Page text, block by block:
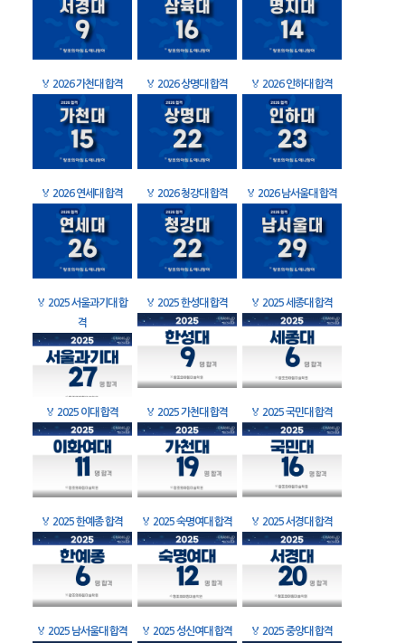
🏅 2026 가천대 합격 🏅 2026 상명대 합격 🏅 2026 인하대 합격
🏅 2026 연세대 합격 🏅 2026 청강대 합격 🏅 2026 남서울대 합격
🏅 2025 서울과기대 합
격
🏅 2025 한성대 합격 🏅 2025 세종대 합격
🏅 2025 이대 합격 🏅 2025 가천대 합격 🏅 2025 국민대 합격
🏅 2025 한예종 합격 🏅 2025 숙명여대 합격 🏅 2025 서경대 합격
🏅 2025 남서울대 합격 🏅 2025 성신여대 합격 🏅 2025 중앙대 합격